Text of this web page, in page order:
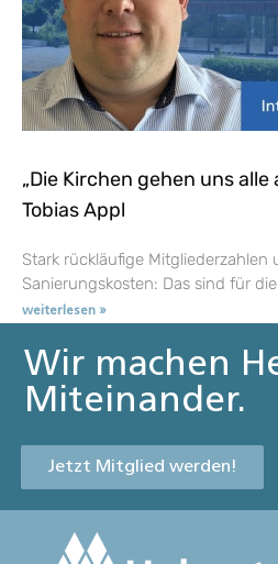
„Die Kirchen gehen uns
Tobias Appl
Stark rückläufige Mitgliederzahlen
Sanierungskosten: Das sind für die
weiterlesen »
Wir machen
Miteinander.
Jetzt Mitglied werden!